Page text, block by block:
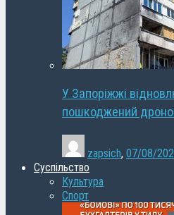
У Запоріжжі
пошкоджений
zapsich, 07/08/
Суспільство
Культура
Спорт